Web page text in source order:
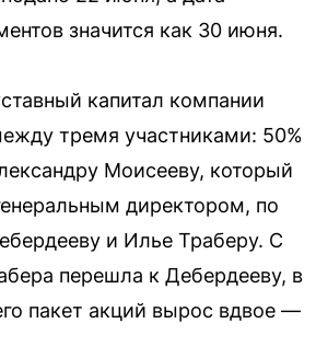
значится как 30 июня.
капитал компании
тремя участниками: 50%
Моисееву, который
директором, по
и Илье Траберу. С
перешла к Дебердееву, в
пакет акций вырос вдвое —